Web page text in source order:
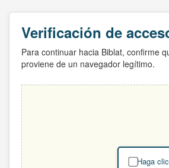
Verificación de
Para continuar hacia Biblat, confirme
proviene de un navegador legítimo.
Haga